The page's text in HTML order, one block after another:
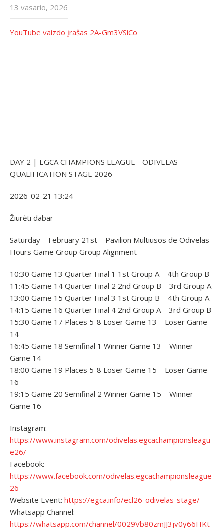
13 vasario, 2026
YouTube vaizdo įrašas 2A-Gm3VSiCo
DAY 2 | EGCA CHAMPIONS LEAGUE - ODIVELAS
QUALIFICATION STAGE 2026
2026-02-21 13:24
Žiūrėti dabar
Saturday – February 21st – Pavilion Multiusos de Odivelas
Hours Game Group Group Alignment
10:30 Game 13 Quarter Final 1 1st Group A – 4th Group B
11:45 Game 14 Quarter Final 2 2nd Group B – 3rd Group A
13:00 Game 15 Quarter Final 3 1st Group B – 4th Group A
14:15 Game 16 Quarter Final 4 2nd Group A – 3rd Group B
15:30 Game 17 Places 5-8 Loser Game 13 – Loser Game
14
16:45 Game 18 Semifinal 1 Winner Game 13 – Winner
Game 14
18:00 Game 19 Places 5-8 Loser Game 15 – Loser Game
16
19:15 Game 20 Semifinal 2 Winner Game 15 – Winner
Game 16
Instagram:
https://www.instagram.com/odivelas.egcachampionsleagu
e26/
Facebook:
https://www.facebook.com/odivelas.egcachampionsleague
26
Website Event: https://egca.info/ecl26-odivelas-stage/
Whatsapp Channel:
https://whatsapp.com/channel/0029Vb80zmJJ3jv0y66HKt